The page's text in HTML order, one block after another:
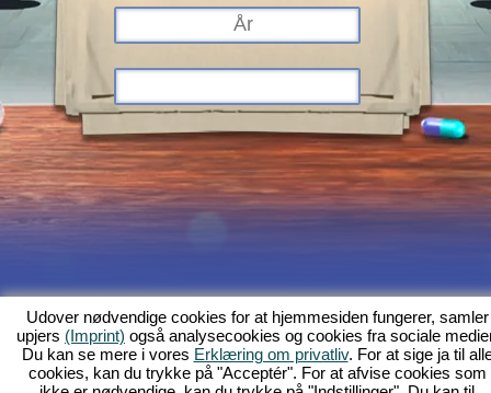
Hvad er Kapi Hospital? Baggrundshistorien Indhold
Skærmfotos
Regler
Forum GFB Databeskyttelse Kolofon
Kunde-support og
hjælp
Browserspil - Upjers.com
Håndtér cookies
Udover nødvendige cookies for at hjemmesiden fungerer, samler
upjers (Imprint) også analysecookies og cookies fra sociale
Du kan se mere i vores Erklæring om privatliv. For at sige ja til
cookies, kan du trykke på "Acceptér". For at afvise cookies som